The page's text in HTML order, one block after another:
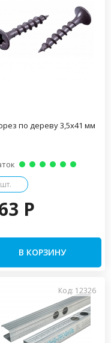
по дереву 3,5х41 мм
шт.
P
В КОРЗИНУ
Код: 12326